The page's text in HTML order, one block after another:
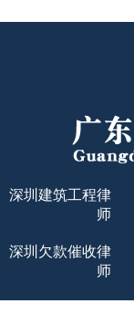
深圳建筑工程律
师
深圳欠款催收律
师